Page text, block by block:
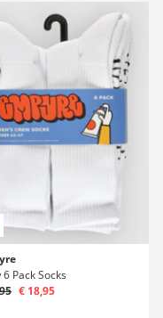
Pack Socks
€ 18,95